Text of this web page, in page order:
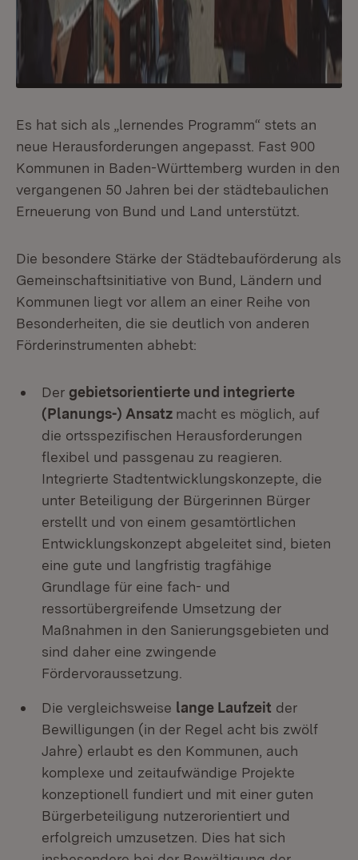
Es hat sich als „lernendes Programm“ stets an
neue Herausforderungen angepasst. Fast 900
Kommunen in Baden-Württemberg wurden in den
vergangenen 50 Jahren bei der städtebaulichen
Erneuerung von Bund und Land unterstützt.
Die besondere Stärke der Städtebauförderung als
Gemeinschaftsinitiative von Bund, Ländern und
Kommunen liegt vor allem an einer Reihe von
Besonderheiten, die sie deutlich von anderen
Förderinstrumenten abhebt:
Der gebietsorientierte und integrierte
(Planungs-) Ansatz macht es möglich, auf
die ortsspezifischen Herausforderungen
flexibel und passgenau zu reagieren.
Integrierte Stadtentwicklungskonzepte, die
unter Beteiligung der Bürgerinnen Bürger
erstellt und von einem gesamtörtlichen
Entwicklungskonzept abgeleitet sind, bieten
eine gute und langfristig tragfähige
Grundlage für eine fach- und
ressortübergreifende Umsetzung der
Maßnahmen in den Sanierungsgebieten und
sind daher eine zwingende
Fördervoraussetzung.
Die vergleichsweise lange Laufzeit der
Bewilligungen (in der Regel acht bis zwölf
Jahre) erlaubt es den Kommunen, auch
komplexe und zeitaufwändige Projekte
konzeptionell fundiert und mit einer guten
Bürgerbeteiligung nutzerorientiert und
erfolgreich umzusetzen. Dies hat sich